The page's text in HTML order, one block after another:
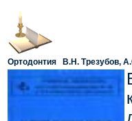
Ортодонтия В.Н. Трезубов,